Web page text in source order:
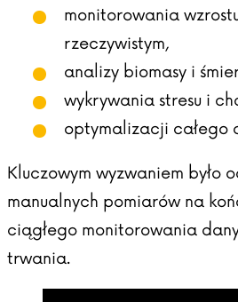
monitorowania
rzeczywistym,
analizy biomasy i
wykrywania stresu i
optymalizacji całego
Kluczowym wyzwaniem było
manualnych pomiarów na
ciągłego monitorowania
trwania.